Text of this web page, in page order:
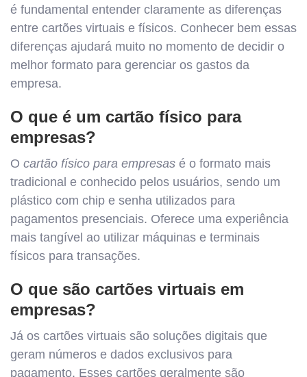
é fundamental entender claramente as diferenças
entre cartões virtuais e físicos. Conhecer bem essas
diferenças ajudará muito no momento de decidir o
melhor formato para gerenciar os gastos da
empresa.
O que é um cartão físico para
empresas?
O cartão físico para empresas é o formato mais
tradicional e conhecido pelos usuários, sendo um
plástico com chip e senha utilizados para
pagamentos presenciais. Oferece uma experiência
mais tangível ao utilizar máquinas e terminais
físicos para transações.
O que são cartões virtuais em
empresas?
Já os cartões virtuais são soluções digitais que
geram números e dados exclusivos para
pagamento. Esses cartões geralmente são